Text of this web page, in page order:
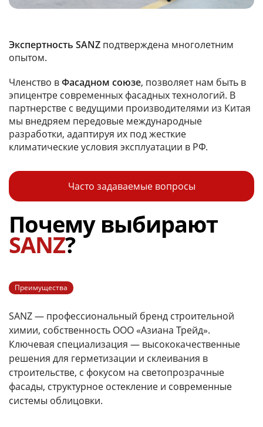
Экспертность SANZ подтверждена многолетним
опытом.
Членство вФасадном союзе, позволяет нам быть в
эпицентре современных фасадных технологий. В
партнерстве с ведущими производителями из Китая
мы внедряем передовые международные
разработки, адаптируя их под жесткие
климатические условия эксплуатации в РФ.
Часто задаваемые вопросы
Почему выбирают
SANZ?
Преимущества
SANZ — профессиональный бренд строительной
химии, собственность ООО «Азиана Трейд».
Ключевая специализация — высококачественные
решения для герметизации и склеивания в
строительстве, с фокусом на светопрозрачные
фасады, структурное остекление и современные
системы облицовки.